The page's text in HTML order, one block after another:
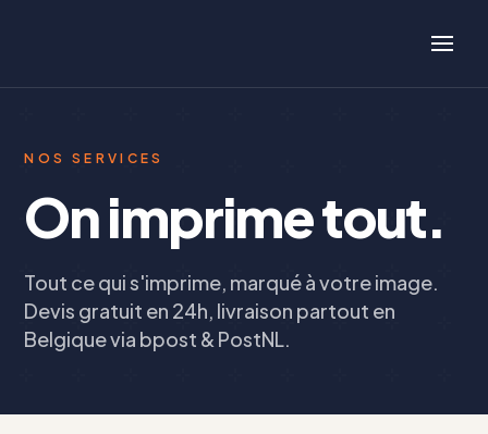
NOS SERVICES
On imprime tout.
Tout ce qui s'imprime, marqué à votre image.
Devis gratuit en 24h, livraison partout en
Belgique via bpost & PostNL.